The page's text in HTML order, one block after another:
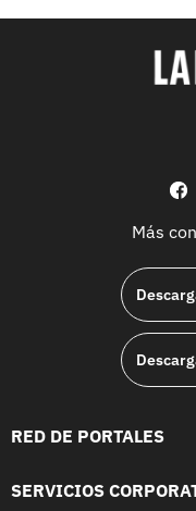
Más
RED DE PORTALES
SERVICIOS